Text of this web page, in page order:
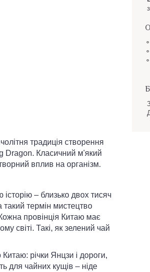
⚬
⚬
⚬
традиція створення
Dragon. Класичний м'який
вплив на організм.
– близько двох тисяч
такий термін мистецтво
провінція Китаю має
світі. Такі, як зелений чай
річки Янцзи і дороги,
для чайних кущів – ніде